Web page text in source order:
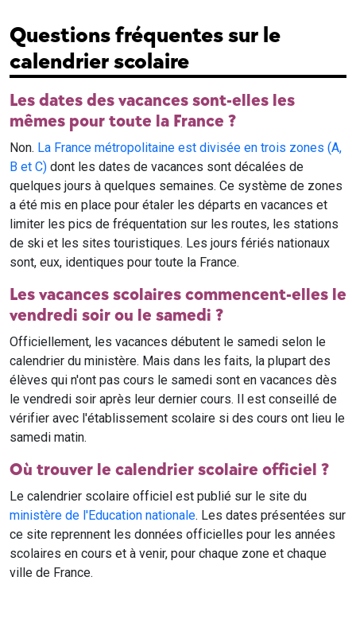
Questions fréquentes sur le
calendrier scolaire
Les dates des vacances sont-elles les
mêmes pour toute la France ?
Non. La France métropolitaine est divisée en trois zones (A,
B et C) dont les dates de vacances sont décalées de
quelques jours à quelques semaines. Ce système de zones
a été mis en place pour étaler les départs en vacances et
limiter les pics de fréquentation sur les routes, les stations
de ski et les sites touristiques. Les jours fériés nationaux
sont, eux, identiques pour toute la France.
Les vacances scolaires commencent-elles le
vendredi soir ou le samedi ?
Officiellement, les vacances débutent le samedi selon le
calendrier du ministère. Mais dans les faits, la plupart des
élèves qui n'ont pas cours le samedi sont en vacances dès
le vendredi soir après leur dernier cours. Il est conseillé de
vérifier avec l'établissement scolaire si des cours ont lieu le
samedi matin.
Où trouver le calendrier scolaire officiel ?
Le calendrier scolaire officiel est publié sur le site du
ministère de l'Education nationale. Les dates présentées sur
ce site reprennent les données officielles pour les années
scolaires en cours et à venir, pour chaque zone et chaque
ville de France.